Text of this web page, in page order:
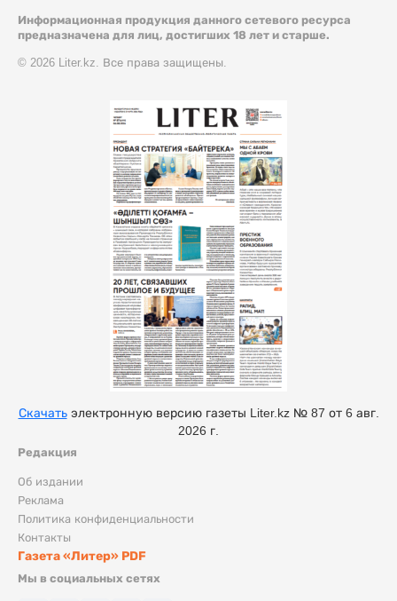
Информационная продукция данного сетевого ресурса
предназначена для лиц, достигших 18 лет и старше.
© 2026 Liter.kz. Все права защищены.
Редакция
Об издании
Реклама
Политика конфиденциальности
Контакты
Газета «Литер» PDF
Мы в социальных сетях
Скачатьэлектронную версию газеты Liter.kz № 87 от 6 авг.
2026 г.